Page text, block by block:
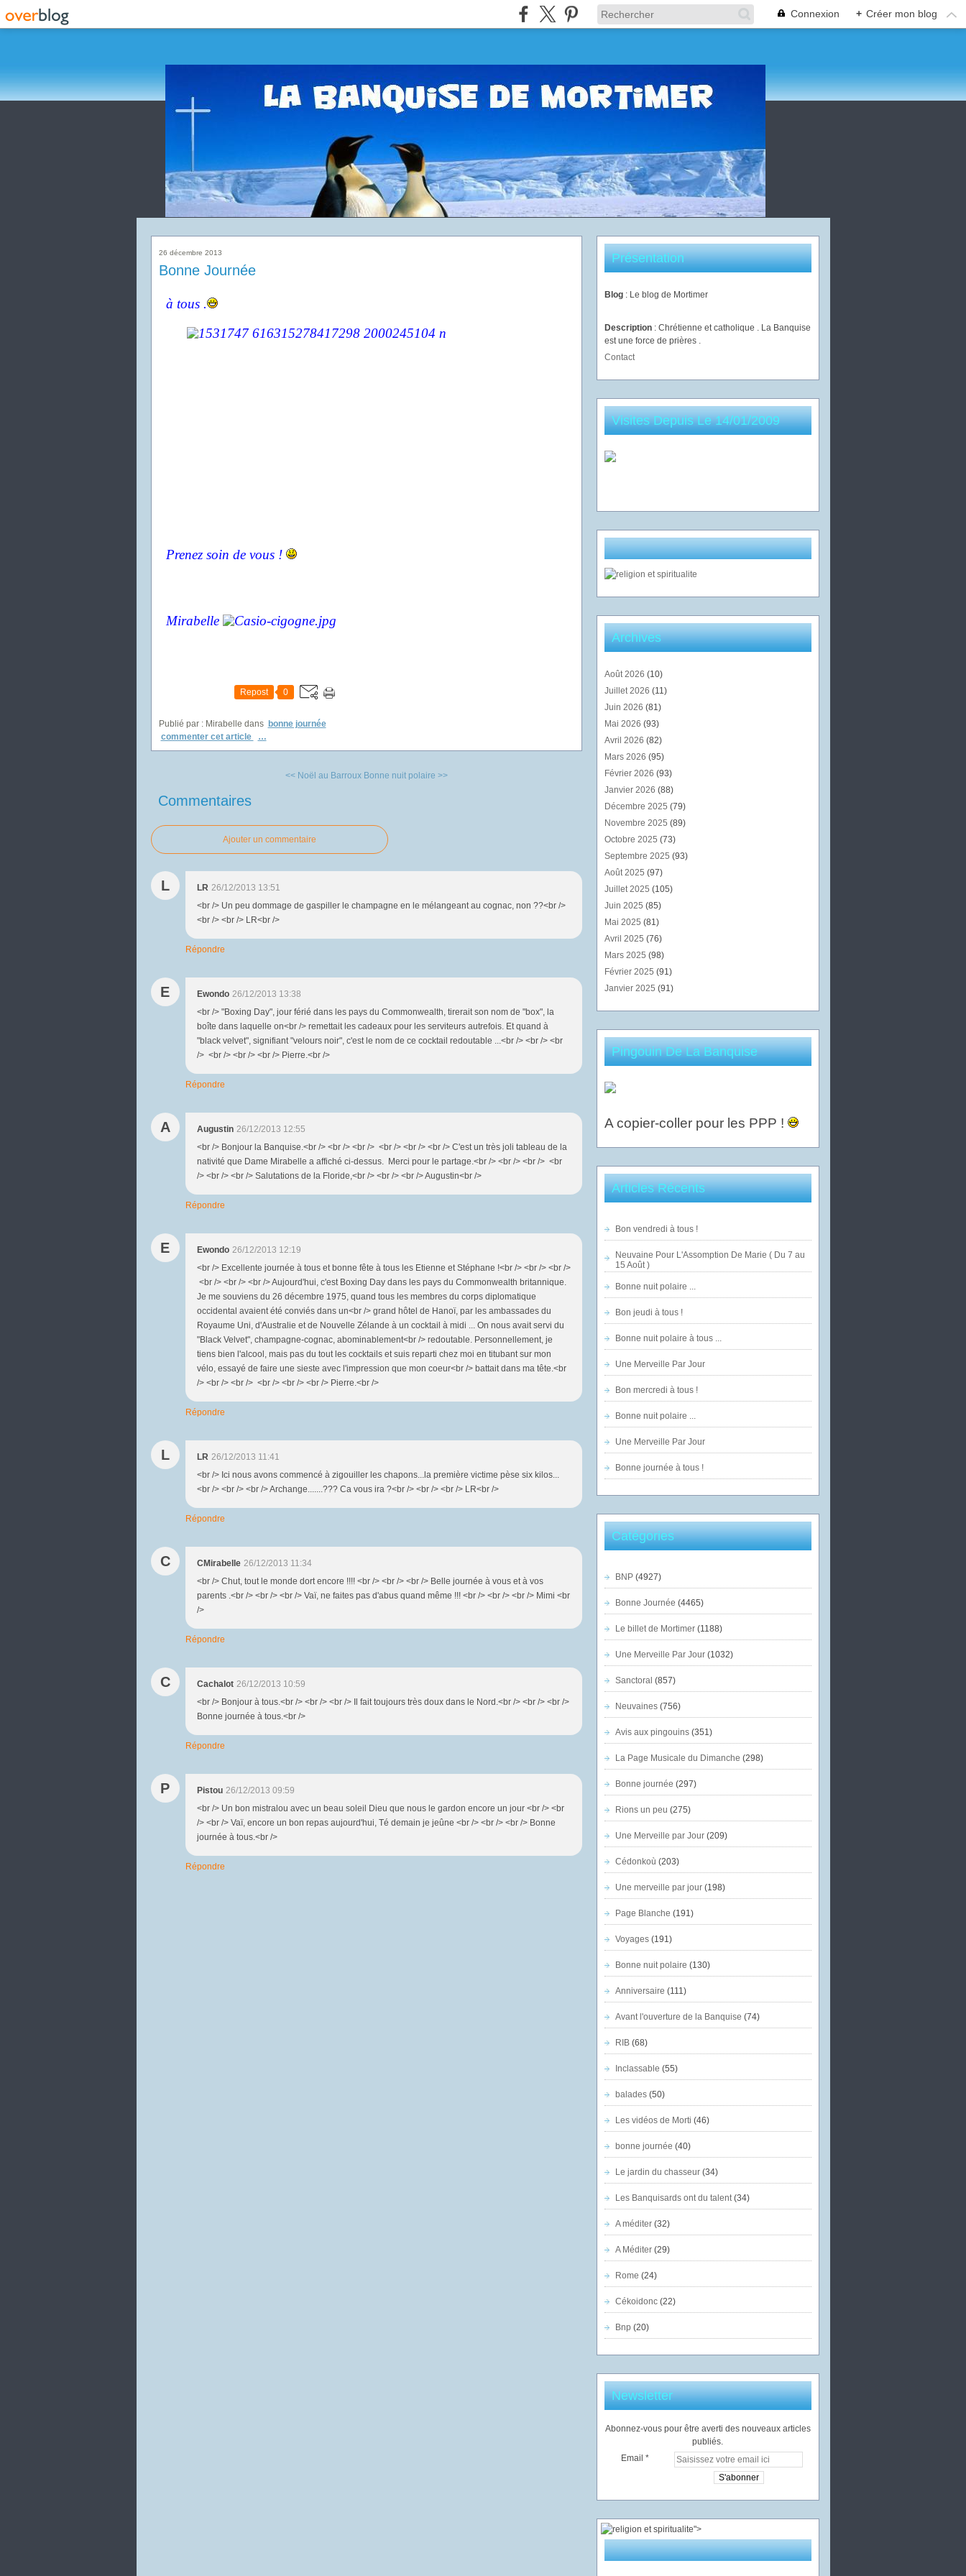
Connexion + Créer mon blog
26 décembre 2013
Bonne Journée
à tous .
Prenez soin de vous !
Mirabelle
Repost 0
Publié par : Mirabelle dans bonne journée
commenter cet article
…
<< Noël au Barroux Bonne nuit polaire >>
Commentaires
Ajouter un commentaire
L LR 26/12/2013 13:51
<br /> Un peu dommage de gaspiller le champagne en le mélangeant au cognac, non ??<br />
<br /> <br /> LR<br />
Répondre
E Ewondo 26/12/2013 13:38
<br /> "Boxing Day", jour férié dans les pays du Commonwealth, tirerait son nom de "box", la
boîte dans laquelle on<br /> remettait les cadeaux pour les serviteurs autrefois. Et quand à
"black velvet", signifiant "velours noir", c'est le nom de ce cocktail redoutable ...<br /> <br /> <br
/> <br /> <br /> <br /> Pierre.<br />
Répondre
A Augustin 26/12/2013 12:55
<br /> Bonjour la Banquise.<br /> <br /> <br /> <br /> <br /> <br /> C'est un très joli tableau de la
nativité que Dame Mirabelle a affiché ci-dessus. Merci pour le partage.<br /> <br /> <br /> <br
/> <br /> <br /> Salutations de la Floride,<br /> <br /> <br /> Augustin<br />
Répondre
E Ewondo 26/12/2013 12:19
<br /> Excellente journée à tous et bonne fête à tous les Etienne et Stéphane !<br /> <br /> <br />
<br /> <br /> <br /> Aujourd'hui, c'est Boxing Day dans les pays du Commonwealth britannique.
Je me souviens du 26 décembre 1975, quand tous les membres du corps diplomatique
occidental avaient été conviés dans un<br /> grand hôtel de Hanoï, par les ambassades du
Royaume Uni, d'Australie et de Nouvelle Zélande à un cocktail à midi ... On nous avait servi du
"Black Velvet", champagne-cognac, abominablement<br /> redoutable. Personnellement, je
tiens bien l'alcool, mais pas du tout les cocktails et suis reparti chez moi en titubant sur mon
vélo, essayé de faire une sieste avec l'impression que mon coeur<br /> battait dans ma tête.<br
/> <br /> <br /> <br /> <br /> <br /> Pierre.<br />
Répondre
L LR 26/12/2013 11:41
<br /> Ici nous avons commencé à zigouiller les chapons...la première victime pèse six kilos...
<br /> <br /> <br /> Archange.......??? Ca vous ira ?<br /> <br /> <br /> LR<br />
Répondre
C CMirabelle 26/12/2013 11:34
<br /> Chut, tout le monde dort encore !!!! <br /> <br /> <br /> Belle journée à vous et à vos
parents .<br /> <br /> <br /> Vaï, ne faites pas d'abus quand même !!! <br /> <br /> <br /> Mimi <br
/>
Répondre
C Cachalot 26/12/2013 10:59
<br /> Bonjour à tous.<br /> <br /> <br /> Il fait toujours très doux dans le Nord.<br /> <br /> <br />
Bonne journée à tous.<br />
Répondre
P Pistou 26/12/2013 09:59
<br /> Un bon mistralou avec un beau soleil Dieu que nous le gardon encore un jour <br /> <br
/> <br /> Vaï, encore un bon repas aujourd'hui, Té demain je jeûne <br /> <br /> <br /> Bonne
journée à tous.<br />
Répondre
Présentation
Blog : Le blog de Mortimer
Description : Chrétienne et catholique . La Banquise
est une force de prières .
Contact
Visites Depuis Le 14/01/2009
Archives
Août 2026 (10)
Juillet 2026 (11)
Juin 2026 (81)
Mai 2026 (93)
Avril 2026 (82)
Mars 2026 (95)
Février 2026 (93)
Janvier 2026 (88)
Décembre 2025 (79)
Novembre 2025 (89)
Octobre 2025 (73)
Septembre 2025 (93)
Août 2025 (97)
Juillet 2025 (105)
Juin 2025 (85)
Mai 2025 (81)
Avril 2025 (76)
Mars 2025 (98)
Février 2025 (91)
Janvier 2025 (91)
Pingouin De La Banquise
A copier-coller pour les PPP !
Articles Récents
Bon vendredi à tous !
Neuvaine Pour L'Assomption De Marie ( Du 7 au
15 Août )
Bonne nuit polaire ...
Bon jeudi à tous !
Bonne nuit polaire à tous ...
Une Merveille Par Jour
Bon mercredi à tous !
Bonne nuit polaire ...
Une Merveille Par Jour
Bonne journée à tous !
Catégories
BNP(4927)
Bonne Journée (4465)
Le billet de Mortimer(1188)
Une Merveille Par Jour(1032)
Sanctoral (857)
Neuvaines(756)
Avis aux pingouins(351)
La Page Musicale du Dimanche (298)
Bonne journée (297)
Rions un peu (275)
Une Merveille par Jour(209)
Cédonkoù (203)
Une merveille par jour(198)
Page Blanche (191)
Voyages(191)
Bonne nuit polaire (130)
Anniversaire (111)
Avant l'ouverture de la Banquise (74)
RIB(68)
Inclassable (55)
balades(50)
Les vidéos de Morti (46)
bonne journée (40)
Le jardin du chasseur(34)
Les Banquisards ont du talent(34)
A méditer(32)
A Méditer(29)
Rome (24)
Cékoidonc(22)
Bnp (20)
Newsletter
Abonnez-vous pour être averti des nouveaux articles
publiés.
Email
">